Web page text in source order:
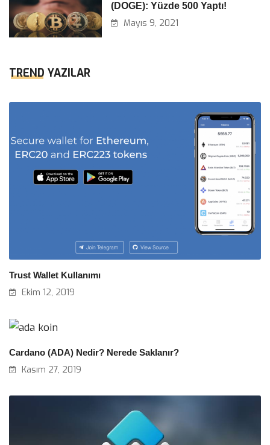
(DOGE): Yüzde 500 Yaptı!
Mayıs 9, 2021
TREND YAZILAR
Trust Wallet Kullanımı
Ekim 12, 2019
Cardano (ADA) Nedir? Nerede Saklanır?
Kasım 27, 2019